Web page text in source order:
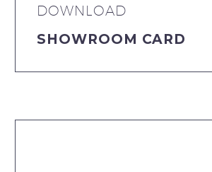
DOWNLOAD
SHOWROOM CARD